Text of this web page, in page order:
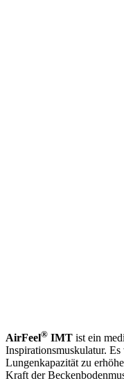
AirFeel® IMT ist ein
Inspirationsmuskulatur.
Lungenkapazität zu
Kraft der